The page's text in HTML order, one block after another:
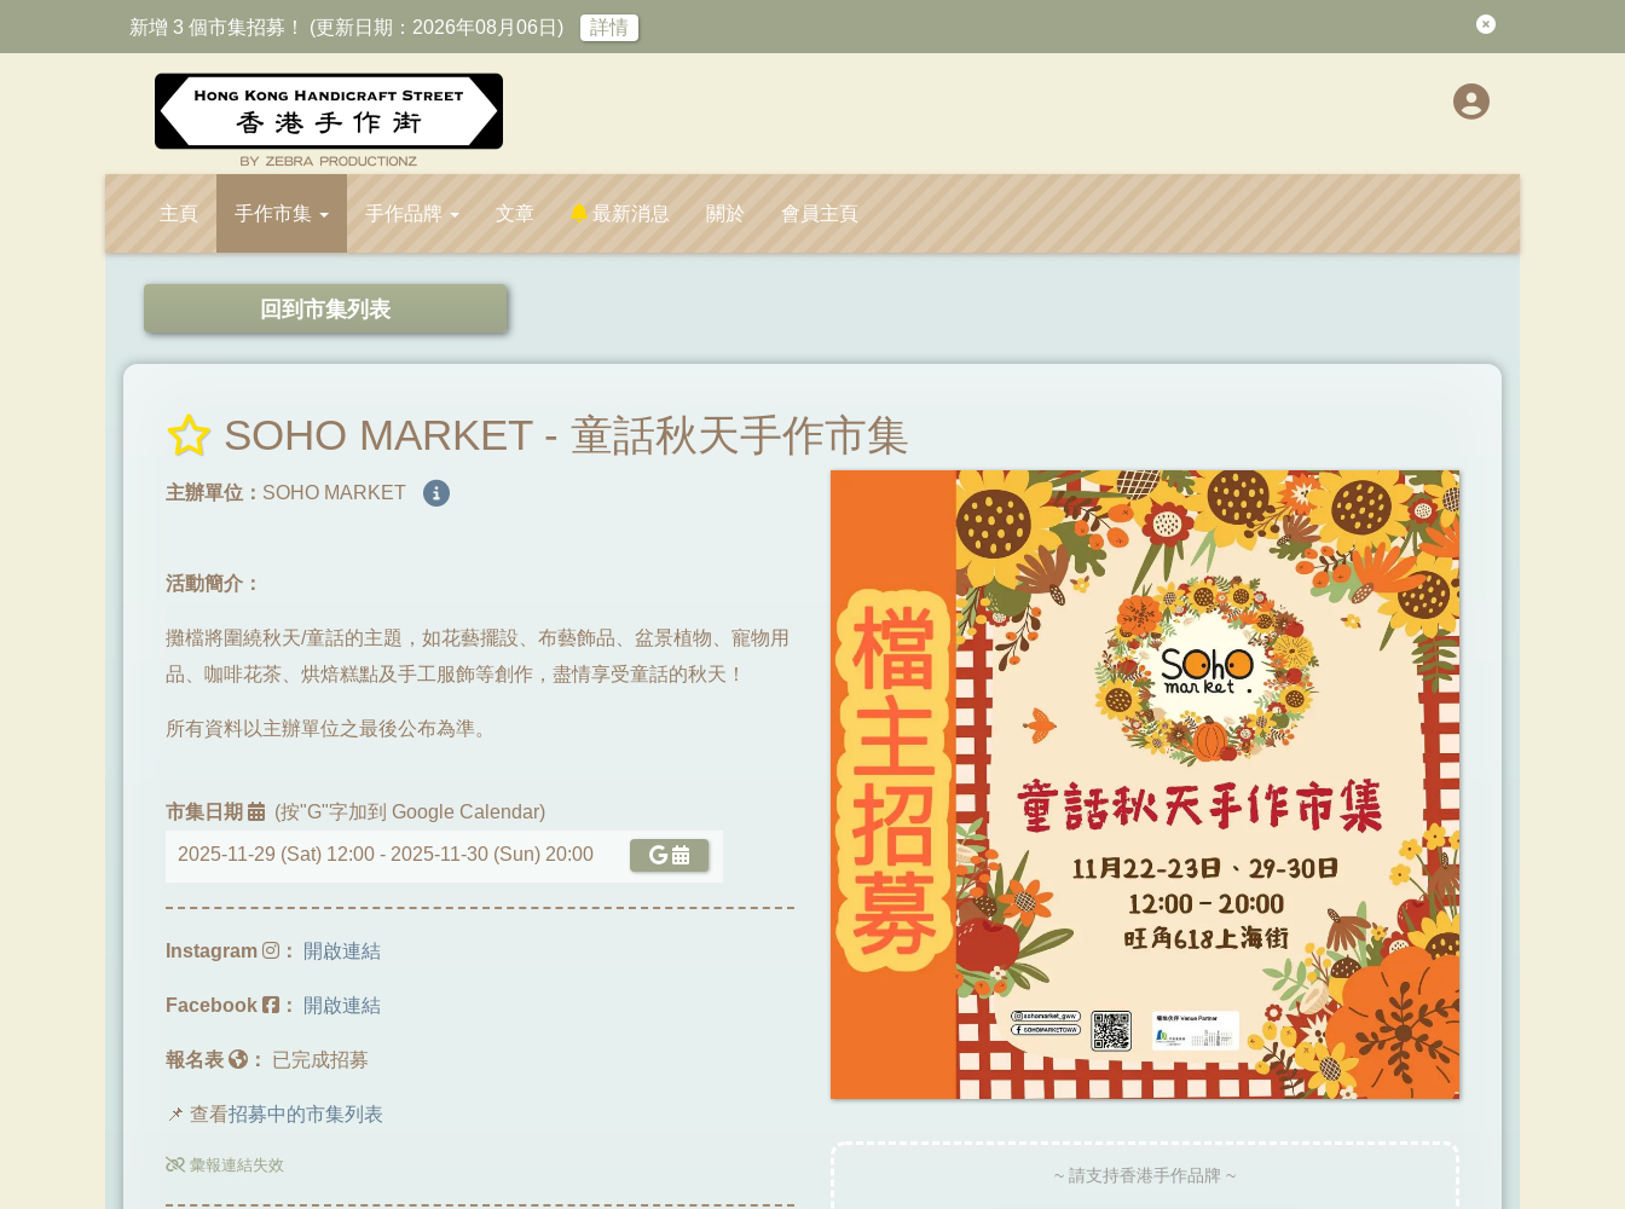
新增 3 個市集招募！ (更新日期：2026年08月06日) 詳情
主頁 手作市集 手作品牌 文章 最新消息 關於 會員主頁
回到市集列表
SOHO MARKET - 童話秋天手作市集
~ 請支持香港手作品牌 ~
主辦單位： SOHO MARKET
活動簡介：
攤檔將圍繞秋天/童話的主題，如花藝擺設、布藝飾品、盆景植物、寵物用
品、咖啡花茶、烘焙糕點及手工服飾等創作，盡情享受童話的秋天！
所有資料以主辦單位之最後公布為準。
市集日期 (按"G"字加到 Google Calendar)
2025-11-29 (Sat) 12:00 - 2025-11-30 (Sun) 20:00
Instagram ： 開啟連結
Facebook ： 開啟連結
報名表 ： 已完成招募
📌 查看招募中的市集列表
彙報連結失效